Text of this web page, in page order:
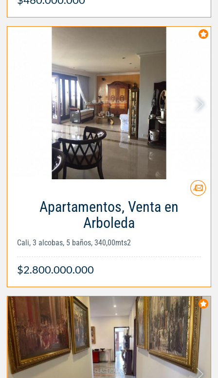
Apartamentos, Venta en
Arboleda
Cali, 3 alcobas, 5 baños, 340,00mts2
$2.800.000.000